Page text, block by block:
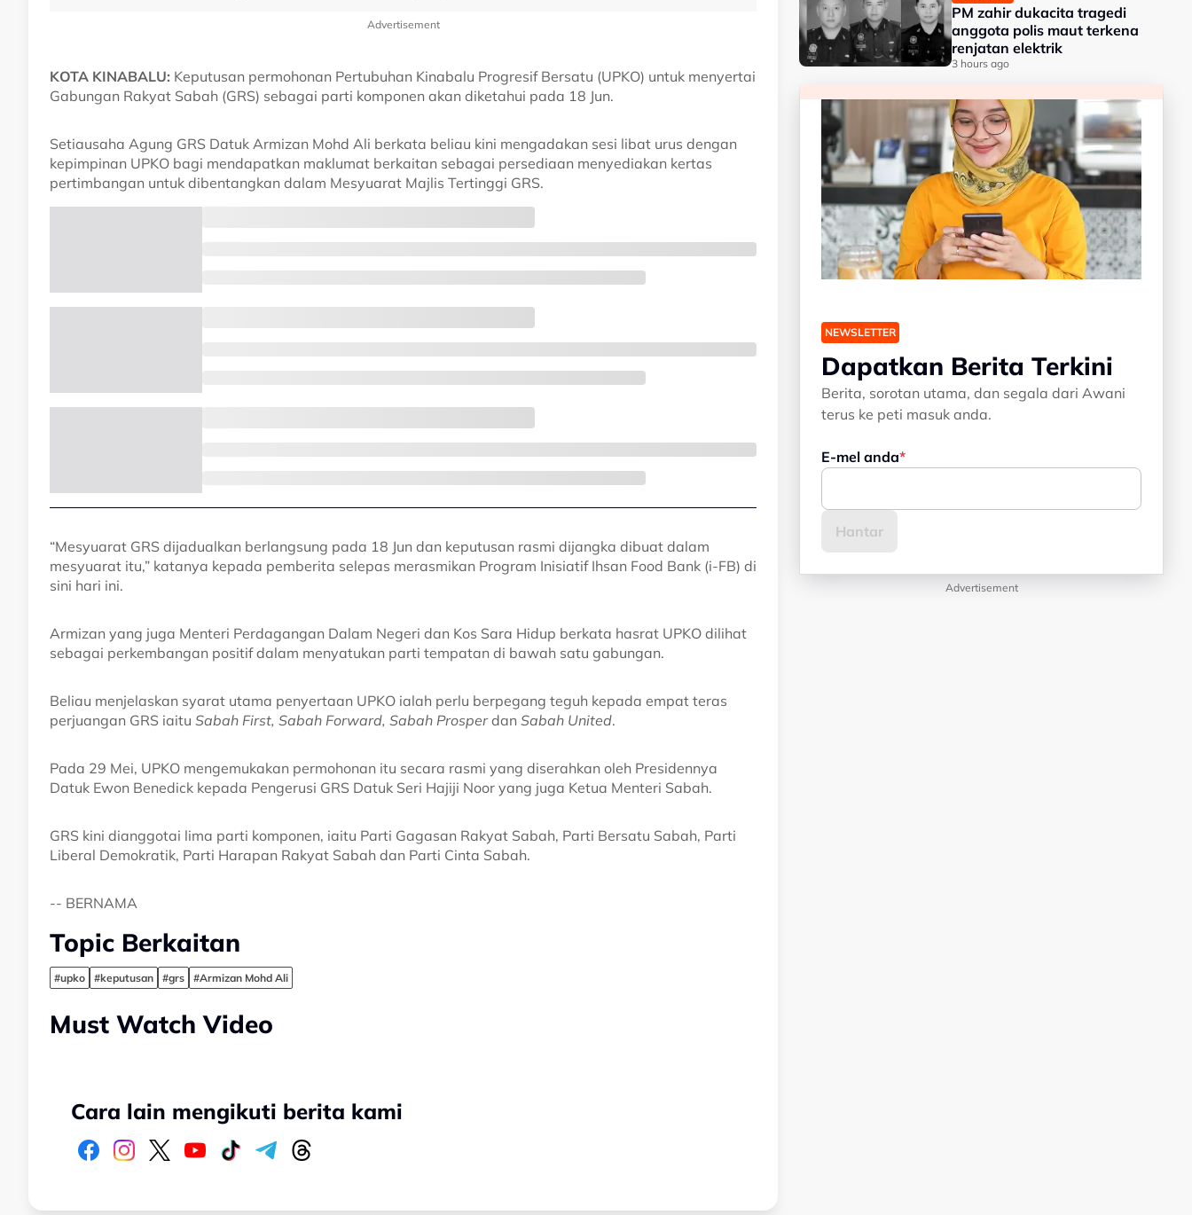
Advertisement
KOTA KINABALU: Keputusan permohonan Pertubuhan Kinabalu Progresif Bersatu (UPKO) untuk menyertai
Gabungan Rakyat Sabah (GRS) sebagai parti komponen akan diketahui pada 18 Jun.
Setiausaha Agung GRS Datuk Armizan Mohd Ali berkata beliau kini mengadakan sesi libat urus dengan
kepimpinan UPKO bagi mendapatkan maklumat berkaitan sebagai persediaan menyediakan kertas
pertimbangan untuk dibentangkan dalam Mesyuarat Majlis Tertinggi GRS.
“Mesyuarat GRS dijadualkan berlangsung pada 18 Jun dan keputusan rasmi dijangka dibuat dalam
mesyuarat itu,” katanya kepada pemberita selepas merasmikan Program Inisiatif Ihsan Food Bank (i-FB) di
sini hari ini.
Armizan yang juga Menteri Perdagangan Dalam Negeri dan Kos Sara Hidup berkata hasrat UPKO dilihat
sebagai perkembangan positif dalam menyatukan parti tempatan di bawah satu gabungan.
Beliau menjelaskan syarat utama penyertaan UPKO ialah perlu berpegang teguh kepada empat teras
perjuangan GRS iaitu Sabah First, Sabah Forward, Sabah Prosperdan Sabah United.
Pada 29 Mei, UPKO mengemukakan permohonan itu secara rasmi yang diserahkan oleh Presidennya
Datuk Ewon Benedick kepada Pengerusi GRS Datuk Seri Hajiji Noor yang juga Ketua Menteri Sabah.
GRS kini dianggotai lima parti komponen, iaitu Parti Gagasan Rakyat Sabah, Parti Bersatu Sabah, Parti
Liberal Demokratik, Parti Harapan Rakyat Sabah dan Parti Cinta Sabah.
-- BERNAMA
Topic Berkaitan
#upko #keputusan #grs #Armizan Mohd Ali
Must Watch Video
Cara lain mengikuti berita kami
PM zahir dukacita tragedi
anggota polis maut terkena
renjatan elektrik
3 hours ago
NEWSLETTER
Dapatkan Berita Terkini
Berita, sorotan utama, dan segala dari Awani
terus ke peti masuk anda.
E-mel anda
Advertisement